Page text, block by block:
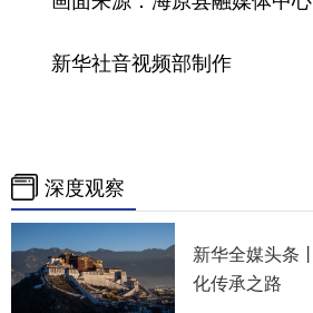
新华社音视频部制作
深度观察
新华全媒头条丨
化传承之路